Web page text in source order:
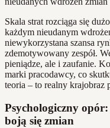
Skala strat rozciąga się
każdym nieudanym
niewykorzystana szansa
zdemotywowany zespół.
pieniądze, ale i zaufanie.
marki pracodawcy, co
teoria – to realny krajobraz
Psychologiczny
boją się zmian